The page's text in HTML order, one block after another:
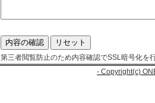
第三者閲覧防止のため内容確認でSSL暗号化を
- Copyright(c)